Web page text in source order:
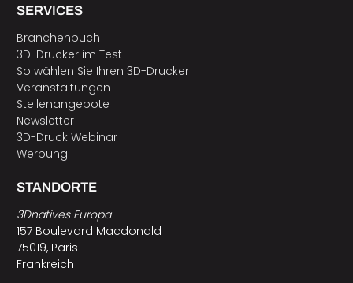
SERVICES
Branchenbuch
3D-Drucker im Test
So wählen Sie Ihren 3D-Drucker
Veranstaltungen
Stellenangebote
Newsletter
3D-Druck Webinar
Werbung
STANDORTE
3Dnatives Europa
157 Boulevard Macdonald
75019, Paris
Frankreich